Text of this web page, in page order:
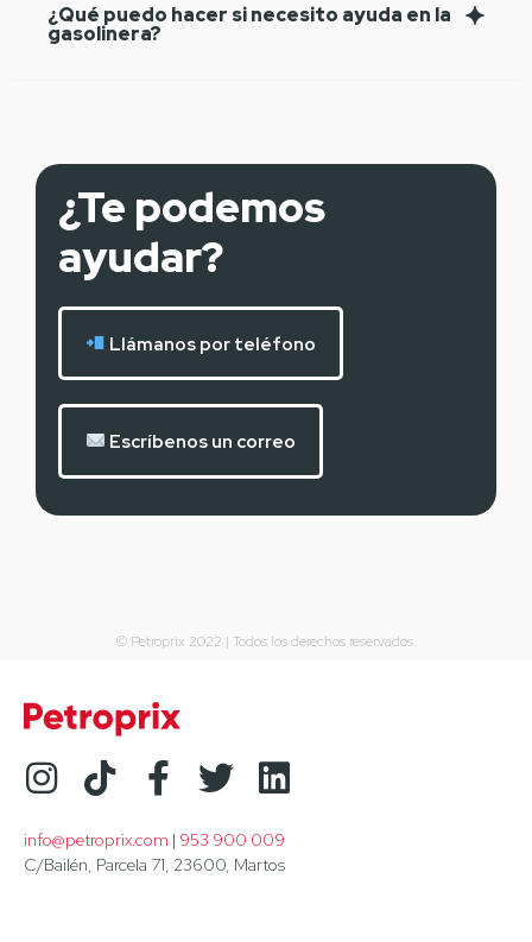
¿Qué puedo hacer si necesito ayuda en la
gasolinera?
¿Te podemos
ayudar?
Llámanos por teléfono
Escríbenos un correo
© Petroprix 2022 | Todos los derechos reservados.
info@petroprix.com | 953 900 009
C/Bailén, Parcela 71, 23600, Martos